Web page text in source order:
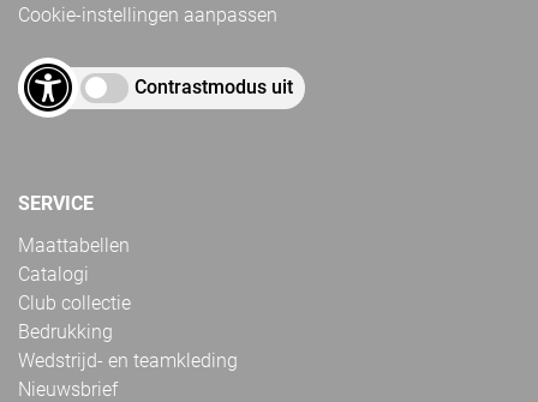
Cookie-instellingen aanpassen
Contrastmodus uit
SERVICE
Maattabellen
Catalogi
Club collectie
Bedrukking
Wedstrijd- en teamkleding
Nieuwsbrief